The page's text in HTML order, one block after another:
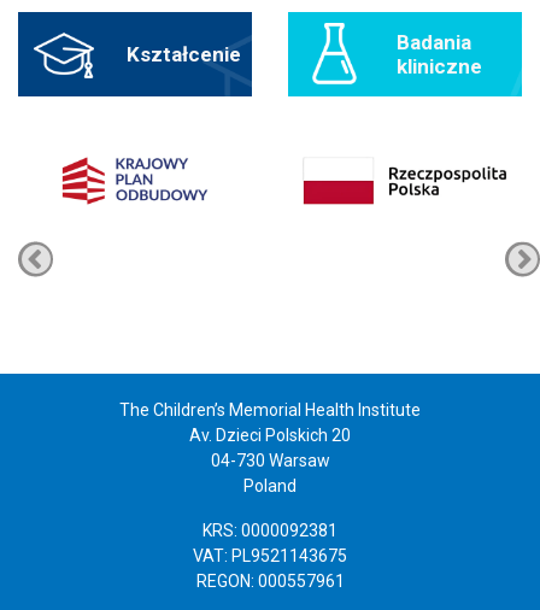
Kształcenie
Badania
kliniczne
The Children’s Memorial Health Institute
Av. Dzieci Polskich 20
04-730 Warsaw
Poland
KRS: 0000092381
VAT: PL9521143675
REGON: 000557961